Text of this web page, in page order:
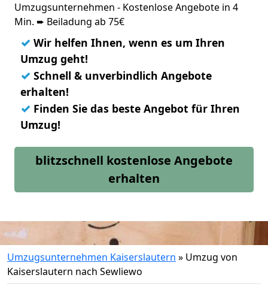
Umzugsunternehmen - Kostenlose Angebote in 4
Min. ➨ Beiladung ab 75€
✓ Wir helfen Ihnen, wenn es um Ihren
Umzug geht!
✓ Schnell & unverbindlich Angebote
erhalten!
✓ Finden Sie das beste Angebot für Ihren
Umzug!
blitzschnell kostenlose Angebote
erhalten
Umzugsunternehmen Kaiserslautern » Umzug von
Kaiserslautern nach Sewliewo